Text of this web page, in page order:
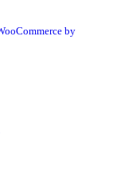
by